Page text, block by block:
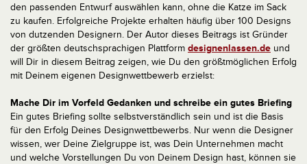
den passenden Entwurf auswählen kann, ohne die Katze im Sack
zu kaufen. Erfolgreiche Projekte erhalten häufig über 100 Designs
von dutzenden Designern. Der Autor dieses Beitrags ist Gründer
der größten deutschsprachigen Plattform designenlassen.de und
will Dir in diesem Beitrag zeigen, wie Du den größtmöglichen Erfolg
mit Deinem eigenen Designwettbewerb erzielst:
Mache Dir im Vorfeld Gedanken und schreibe ein gutes Briefing
Ein gutes Briefing sollte selbstverständlich sein und ist die Basis
für den Erfolg Deines Designwettbewerbs. Nur wenn die Designer
wissen, wer Deine Zielgruppe ist, was Dein Unternehmen macht
und welche Vorstellungen Du von Deinem Design hast, können sie